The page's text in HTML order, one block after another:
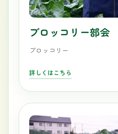
ブロッコリー部会
ブロッコリー
詳しくはこちら